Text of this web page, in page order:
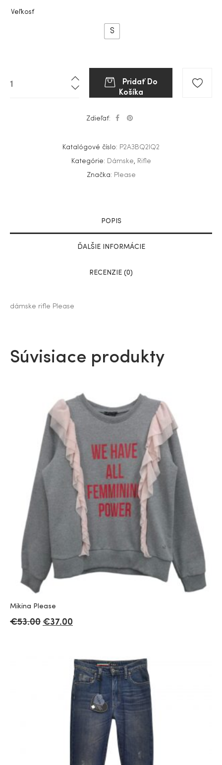
Veľkosť
S
Pridať Do
Košíka
Zdieľať:
Katalógové číslo: P2A3BQ2IQ2
Kategórie: Dámske, Rifle
Značka: Please
POPIS
ĎALŠIE INFORMÁCIE
RECENZIE (0)
dámske rifle Please
Súvisiace produkty
Mikina Please
€53.00 €37.00